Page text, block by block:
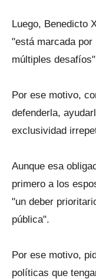
Luego, Benedicto
"está marcada
múltiples
Por ese motivo,
defenderla,
exclusividad
Aunque esa
primero a los
"un deber
pública".
Por ese motivo,
políticas que